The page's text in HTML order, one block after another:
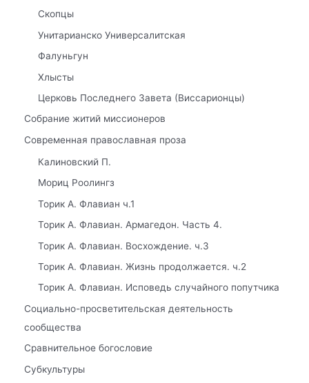
Скопцы
Унитарианско Универсалитская
Фалуньгун
Хлысты
Церковь Последнего Завета (Виссарионцы)
Собрание житий миссионеров
Современная православная проза
Калиновский П.
Мориц Роолингз
Торик А. Флавиан ч.1
Торик А. Флавиан. Армагедон. Часть 4.
Торик А. Флавиан. Восхождение. ч.3
Торик А. Флавиан. Жизнь продолжается. ч.2
Торик А. Флавиан. Исповедь случайного попутчика
Социально-просветительская деятельность
сообщества
Сравнительное богословие
Субкультуры